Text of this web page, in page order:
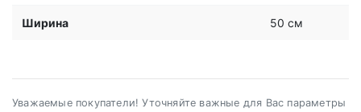
Ширина 50 см
Уважаемые покупатели! Уточняйте важные для Вас параметры